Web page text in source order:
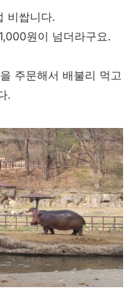
비쌉니다.
원이 넘더라구요.
주문해서 배불리 먹고
.